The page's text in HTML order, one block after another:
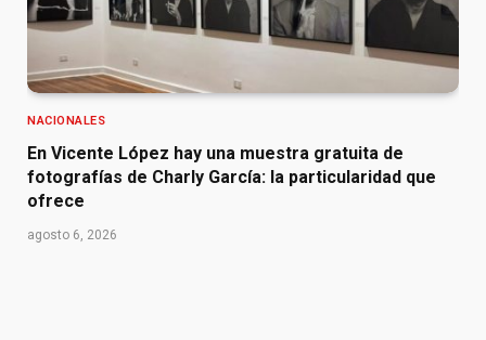
NACIONALES
En Vicente López hay una muestra gratuita de
fotografías de Charly García: la particularidad que
ofrece
agosto 6, 2026